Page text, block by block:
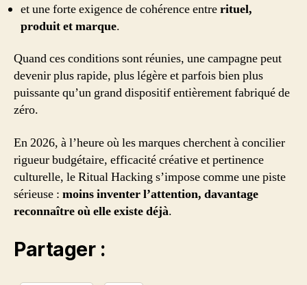
et une forte exigence de cohérence entrerituel,
produit et marque.
Quand ces conditions sont réunies, une campagne peut
devenir plus rapide, plus légère et parfois bien plus
puissante qu’un grand dispositif entièrement fabriqué de
zéro.
En 2026, à l’heure où les marques cherchent à concilier
rigueur budgétaire, efficacité créative et pertinence
culturelle, le Ritual Hacking s’impose comme une piste
sérieuse : moins inventer l’attention, davantage
reconnaître où elle existe déjà.
Partager :